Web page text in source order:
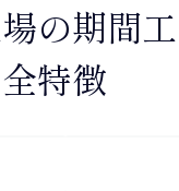
の期間
特徴